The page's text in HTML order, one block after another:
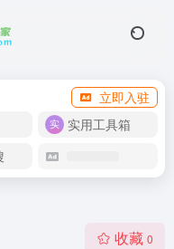
立即入驻
实用工具箱
收藏 0